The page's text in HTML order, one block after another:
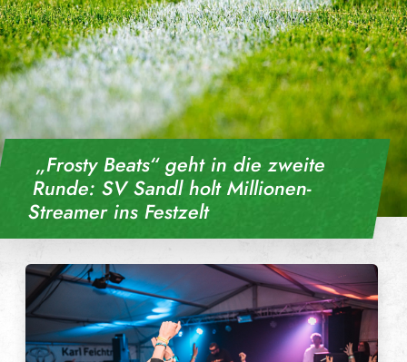
„Frosty Beats“ geht in die zweite
Runde: SV Sandl holt Millionen-
Streamer ins Festzelt